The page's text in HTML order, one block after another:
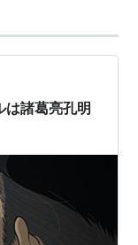
は諸葛亮孔明